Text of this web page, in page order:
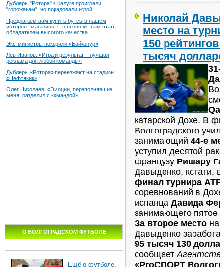
Дублеры "Ротора" в Калуге проиграли
"горожанам", но порадовали игрой
Предлагаем вам купить бутсы в нашем
интернет-магазине, что позволит вам стать
обладателем высокого качества
Экс-министры покорили «Байконур»
Лев Иванов: «Игра и результат – лучшая
реклама для любой команды»
Дублеры «Ротора» переезжают на стадион
«Нефтяник»
Олег Николаев: «Эмоции, переполнявшие
меня, разделил с командой»
О ВОЛГОГРАДСКОМ ФУТБОЛЕ
Ещё о футболе.
Николай
место на
150
тысяч
катарской Дохе. В
Волгоградского
занимающий 44-е
уступил десятой
французу Ришару
Давыденко,
финал турнира
соревнований в
испанца Давида
занимающего пятое
За второе место
Давыденко
95 тысяч 130
сообщает
«ProСПОРТ